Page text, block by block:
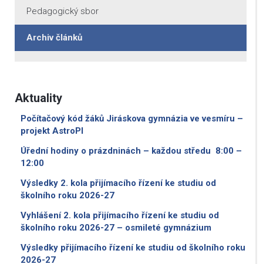
Pedagogický sbor
Archiv článků
Aktuality
Počítačový kód žáků Jiráskova gymnázia ve vesmíru –
projekt AstroPI
Úřední hodiny o prázdninách – každou středu 8:00 –
12:00
Výsledky 2. kola přijímacího řízení ke studiu od
školního roku 2026-27
Vyhlášení 2. kola přijímacího řízení ke studiu od
školního roku 2026-27 – osmileté gymnázium
Výsledky přijímacího řízení ke studiu od školního roku
2026-27